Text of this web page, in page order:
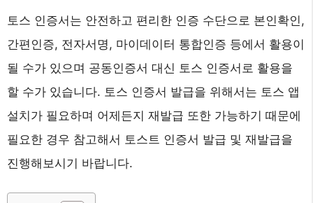
토스 인증서는 안전하고 편리한 인증 수단으로 본인확인,
간편인증, 전자서명, 마이데이터 통합인증 등에서 활용이
될 수가 있으며 공동인증서 대신 토스 인증서로 활용을
할 수가 있습니다. 토스 인증서 발급을 위해서는 토스 앱
설치가 필요하며 어제든지 재발급 또한 가능하기 때문에
필요한 경우 참고해서 토스트 인증서 발급 및 재발급을
진행해보시기 바랍니다.